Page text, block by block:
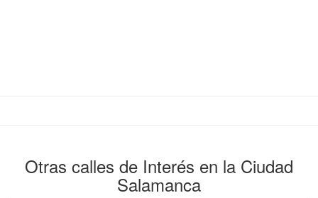
Otras calles de Interés en la Ciudad
Salamanca